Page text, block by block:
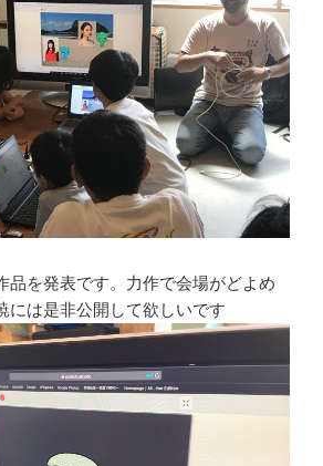
品を発表です。力作で会場がどよめ
には是非公開して欲しいです